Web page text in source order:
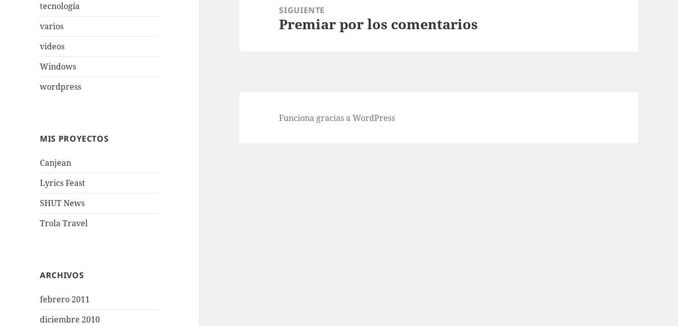
tecnología
varios
videos
Windows
wordpress
MIS PROYECTOS
Canjean
Lyrics Feast
SHUT News
Trola Travel
ARCHIVOS
febrero 2011
diciembre 2010
SIGUIENTE
Entrada
Premiar por los comentarios
Funciona gracias a WordPress